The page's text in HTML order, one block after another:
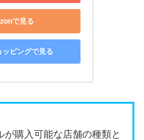
で見る
ピングで見る
が購入可能な店舗の種類と